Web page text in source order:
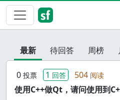
最新 待回答 周榜
0 投票 1 回答 504 阅读
使用C++做Qt，请问使用到